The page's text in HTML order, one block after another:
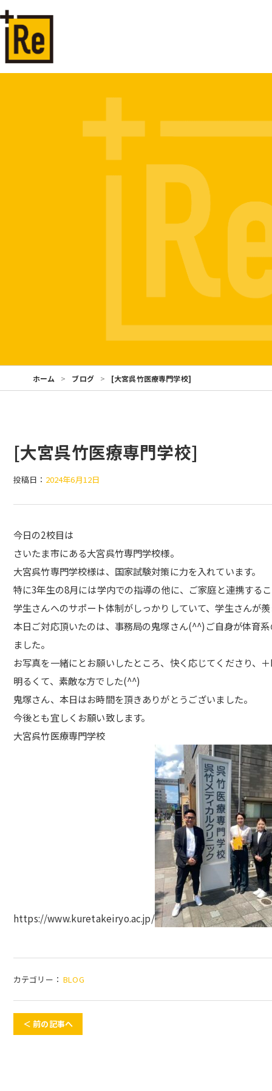
ホーム ブログ [大宮呉竹医療専門学校]
[大宮呉竹医療専門学校]
投稿日： 2024年6月12日
今日の2校目は
さいたま市にある大宮呉竹専門学校様。
大宮呉竹専門学校様は、国家試験対策に力を入れています。
特に3年生の8月には学内での指導の他に、ご家庭と連携する
学生さんへのサポート体制がしっかりしていて、学生さんが
本日ご対応頂いたのは、事務局の鬼塚さん(^^)ご自身が体育
ました。
お写真を一緒にとお願いしたところ、快く応じてくださり、
明るくて、素敵な方でした(^^)
鬼塚さん、本日はお時間を頂きありがとうございました。
今後とも宜しくお願い致します。
大宮呉竹医療専門学校
https://www.kuretakeiryo.ac.jp/
カテゴリー： BLOG
＜ 前の記事へ